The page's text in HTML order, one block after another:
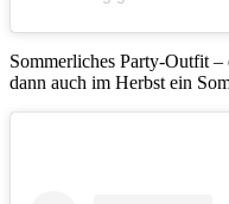
Sommerliches Party-Outfit
dann auch im Herbst ein